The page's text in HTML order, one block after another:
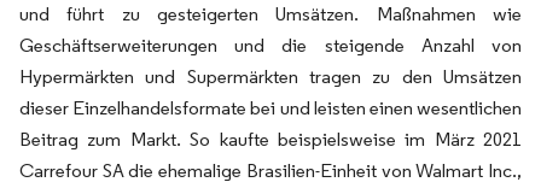
und führt zu gesteigerten Umsätzen. Maßnahmen wie
Geschäftserweiterungen und die steigende Anzahl von
Hypermärkten und Supermärkten tragen zu den Umsätzen
dieser Einzelhandelsformate bei und leisten einen wesentlichen
Beitrag zum Markt. So kaufte beispielsweise im März 2021
Carrefour SA die ehemalige Brasilien-Einheit von Walmart Inc.,